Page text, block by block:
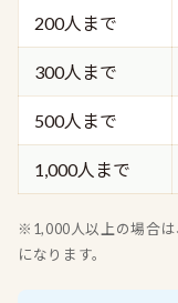
200人まで
300人まで
500人まで
1,000人まで
※1,000人以上の場合
になります。